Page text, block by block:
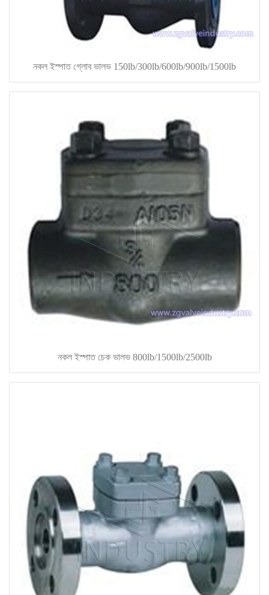
নকল ইস্পাত গ্লোব ভালভ 150lb/300lb/600lb/900lb/1500lb
নকল ইস্পাত চেক ভালভ 800lb/1500lb/2500lb